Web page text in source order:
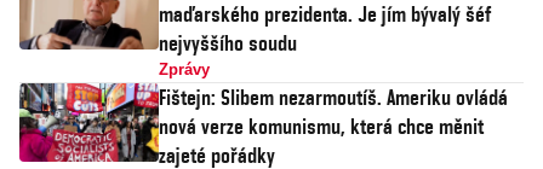
maďarského prezidenta. Je jím bývalý šéf
nejvyššího soudu
Zprávy
Fištejn: Slibem nezarmoutíš. Ameriku ovládá
nová verze komunismu, která chce měnit
zajeté pořádky